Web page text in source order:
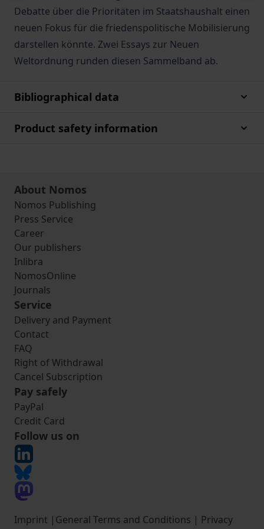
Debatte über die Prioritäten im Staatshaushalt einen
neuen Fokus für die friedenspolitische Mobilisierung
darstellen könnte. Zwei Essays zur Neuen
Weltordnung runden diesen Sammelband ab.
Bibliographical data
Product safety information
About Nomos
Nomos Publishing
Press Service
Career
Our publishers
Inlibra
NomosOnline
Journals
Service
Delivery and Payment
Contact
FAQ
Right of Withdrawal
Cancel Subscription
Pay safely
PayPal
Credit Card
Follow us on
Imprint | General Terms and Conditions | Privacy